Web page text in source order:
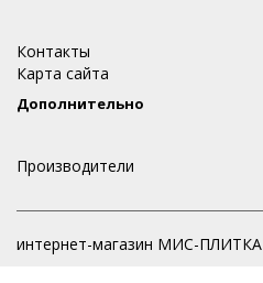
Контакты
Карта сайта
Дополнительно
Производители
интернет-магазин МИС-